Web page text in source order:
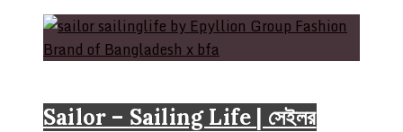
Sailor – Sailing Life | সেইলর